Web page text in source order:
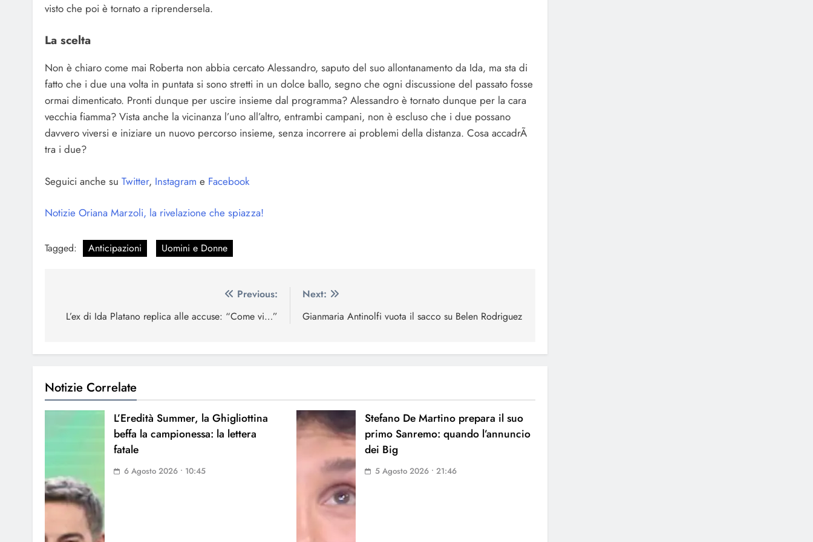
visto che poi è tornato a riprendersela.
La scelta
Non è chiaro come mai Roberta non abbia cercato Alessandro, saputo del suo allontanamento da Ida, ma sta di
fatto che i due una volta in puntata si sono stretti in un dolce ballo, segno che ogni discussione del passato fosse
ormai dimenticato. Pronti dunque per uscire insieme dal programma? Alessandro è tornato dunque per la cara
vecchia fiamma? Vista anche la vicinanza l’uno all’altro, entrambi campani, non è escluso che i due possano
davvero viversi e iniziare un nuovo percorso insieme, senza incorrere ai problemi della distanza. Cosa accadrÃ
tra i due?
Seguici anche su Twitter, Instagram e Facebook
Notizie Oriana Marzoli, la rivelazione che spiazza!
Tagged: Anticipazioni Uomini e Donne
articoli
Previous:
L’ex di Ida Platano replica alle accuse: “Come vi…”
Next:
Gianmaria Antinolfi vuota il sacco su Belen Rodriguez
Notizie Correlate
L’Eredità Summer, la Ghigliottina
beffa la campionessa: la lettera
fatale
6 Agosto 2026 • 10:45
Stefano De Martino prepara il suo
primo Sanremo: quando l’annuncio
dei Big
5 Agosto 2026 • 21:46